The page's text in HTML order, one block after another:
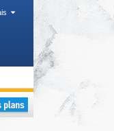
Parcs nationaux, Îles